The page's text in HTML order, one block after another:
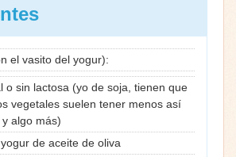
el vasito del yogur):
o sin lactosa (yo de soja, tienen que
vegetales suelen tener menos así
algo más)
de aceite de oliva